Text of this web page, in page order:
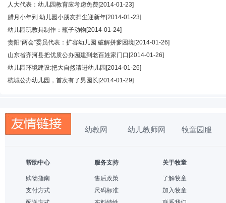
人大代表：幼儿园教育应考虑免费[2014-01-23]
腊月小年到 幼儿园小朋友扫尘迎新年[2014-01-23]
幼儿园玩教具制作：瓶子动物 [2014-01-24]
贵阳“两会”委员代表：扩容幼儿园 破解拼爹困境[2014-01-26]
山东省齐河县把优质公办园建到老百姓家门口 [2014-01-26]
幼儿园环境建设:把大自然请进幼儿园 [2014-01-26]
杭城公办幼儿园，首次有了男园长 [2014-01-29]
幼教网 幼儿教师网 牧童园服
帮助中心
购物指南
支付方式
服务支持
售后政策
尺码标准
关于牧童
了解牧童
加入牧童